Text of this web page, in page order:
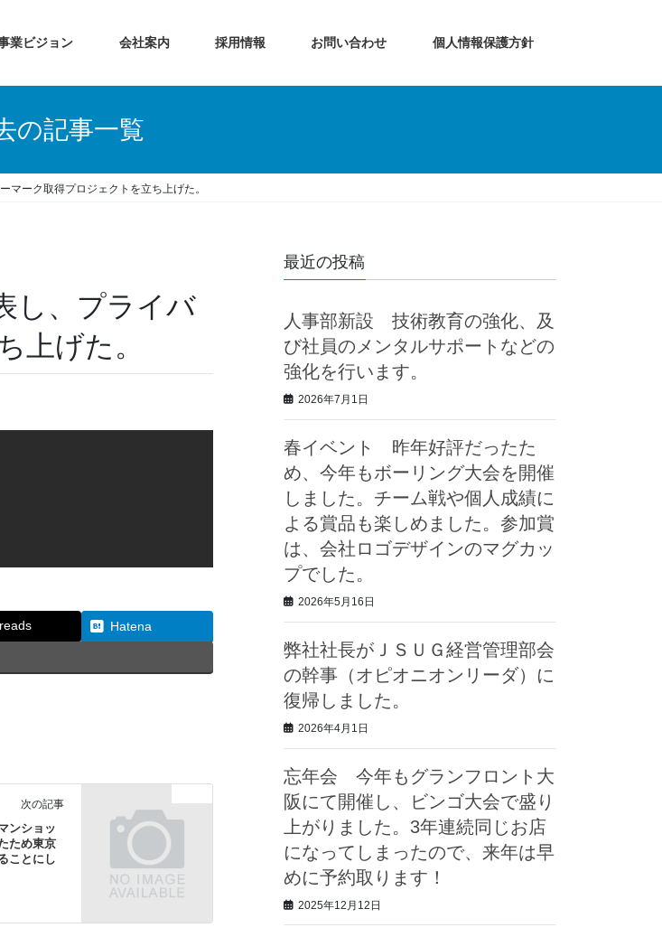
業ビジョン 会社案内 採用情報 お問い合わせ 個人情報保護方針
の記事一覧
ーク取得プロジェクトを立ち上げた。
し、プライバ
上げた。
Hatena
次の記事
ンショッ
ため東京
ことにし
最近の投稿
人事部新設 技術教育の強化、及
び社員のメンタルサポートなどの
強化を行います。
2026年7月1日
春イベント 昨年好評だったた
め、今年もボーリング大会を開催
しました。チーム戦や個人成績に
よる賞品も楽しめました。参加賞
は、会社ロゴデザインのマグカッ
プでした。
2026年5月16日
弊社社長がＪＳＵＧ経営管理部会
の幹事（オピオニオンリーダ）に
復帰しました。
2026年4月1日
忘年会 今年もグランフロント大
阪にて開催し、ビンゴ大会で盛り
上がりました。3年連続同じお店
になってしまったので、来年は早
めに予約取ります！
2025年12月12日